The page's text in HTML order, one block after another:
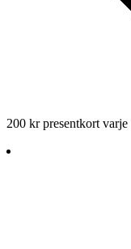
200 kr presentkort